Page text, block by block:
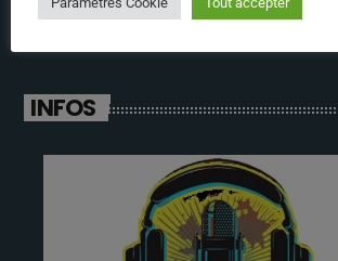
INFOS